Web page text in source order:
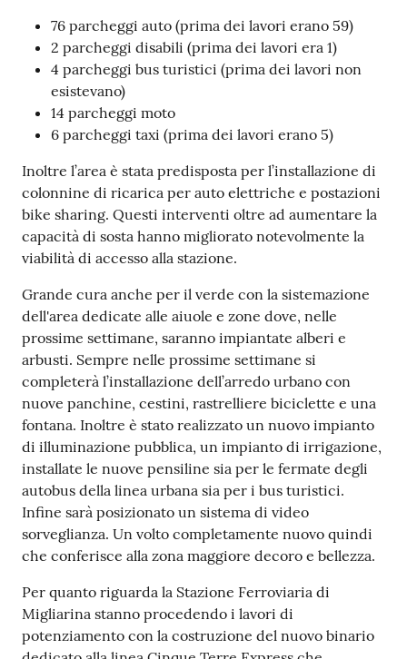
76 parcheggi auto (prima dei lavori erano 59)
2 parcheggi disabili (prima dei lavori era 1)
4 parcheggi bus turistici (prima dei lavori non
esistevano)
14 parcheggi moto
6 parcheggi taxi (prima dei lavori erano 5)
Inoltre l’area è stata predisposta per l’installazione di
colonnine di ricarica per auto elettriche e postazioni
bike sharing. Questi interventi oltre ad aumentare la
capacità di sosta hanno migliorato notevolmente la
viabilità di accesso alla stazione.
Grande cura anche per il verde con la sistemazione
dell'area dedicate alle aiuole e zone dove, nelle
prossime settimane, saranno impiantate alberi e
arbusti. Sempre nelle prossime settimane si
completerà l’installazione dell’arredo urbano con
nuove panchine, cestini, rastrelliere biciclette e una
fontana. Inoltre è stato realizzato un nuovo impianto
di illuminazione pubblica, un impianto di irrigazione,
installate le nuove pensiline sia per le fermate degli
autobus della linea urbana sia per i bus turistici.
Infine sarà posizionato un sistema di video
sorveglianza. Un volto completamente nuovo quindi
che conferisce alla zona maggiore decoro e bellezza.
Per quanto riguarda la Stazione Ferroviaria di
Migliarina stanno procedendo i lavori di
potenziamento con la costruzione del nuovo binario